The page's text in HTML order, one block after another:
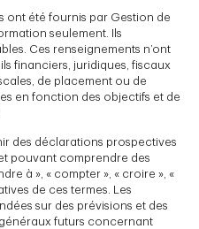
ont été fournis par Gestion de
seulement. Ils
Ces renseignements n’ont
financiers, juridiques, fiscaux
de placement ou de
en fonction des objectifs et de
des déclarations prospectives
pouvant comprendre des
à », « compter », « croire », «
de ces termes. Les
sur des prévisions et des
futurs concernant